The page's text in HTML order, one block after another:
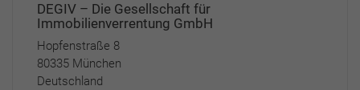
DEGIV – Die Gesellschaft für
Immobilienverrentung GmbH
Hopfenstraße 8
80335 München
Deutschland